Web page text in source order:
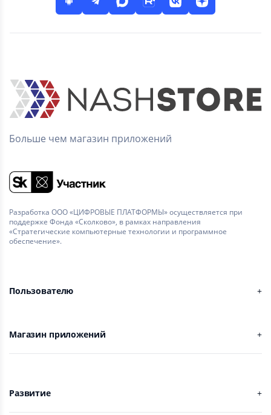
Больше чем магазин приложений
Разработка ООО «ЦИФРОВЫЕ ПЛАТФОРМЫ» осуществляется при
поддержке Фонда «Сколково», в рамках направления
«Стратегические компьютерные технологии и программное
обеспечение».
Пользователю
Магазин приложений
Развитие